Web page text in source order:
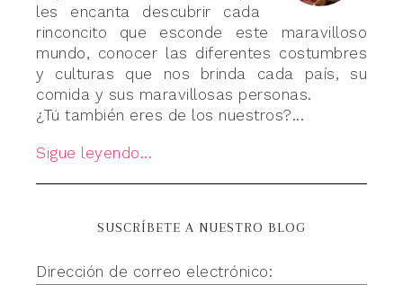
les encanta descubrir cada
rinconcito que esconde este maravilloso
mundo, conocer las diferentes costumbres
y culturas que nos brinda cada país, su
comida y sus maravillosas personas.
¿Tú también eres de los nuestros?...
Sigue leyendo...
SUSCRÍBETE A NUESTRO BLOG
Dirección de correo electrónico: